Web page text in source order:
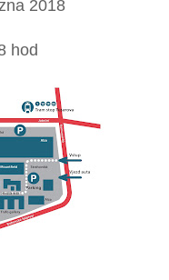
2018